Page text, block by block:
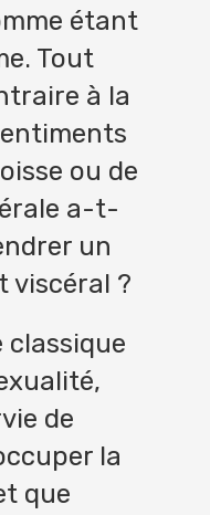
étant
Tout
à la
ou de
a-t-
un
viscéral ?
classique
de
la
que